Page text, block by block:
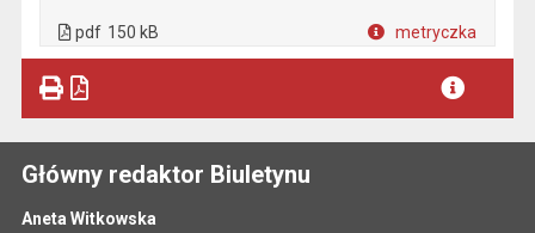
pdf 150 kB metryczka
Główny redaktor Biuletynu
Aneta Witkowska